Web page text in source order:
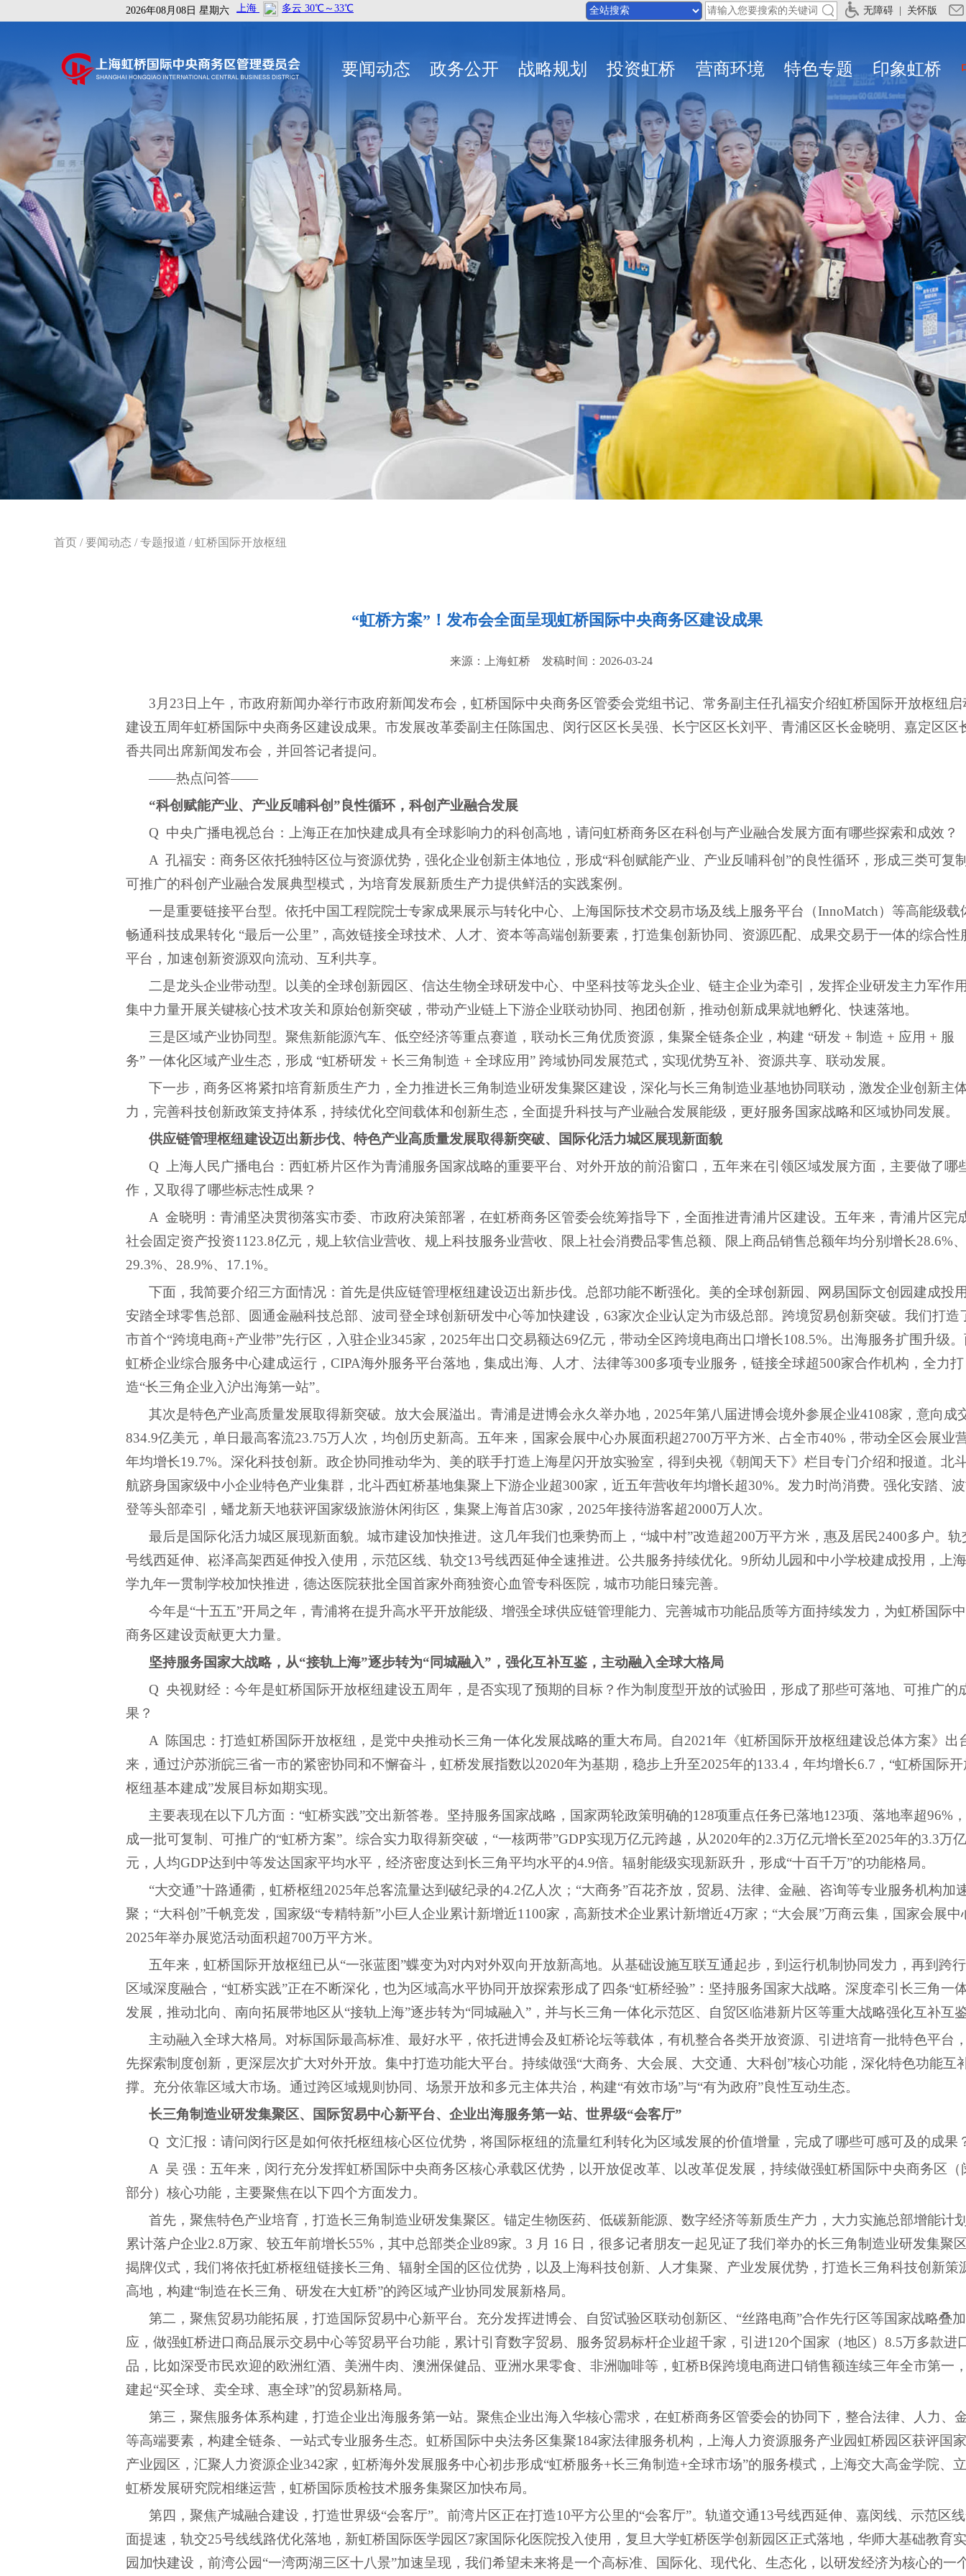
2026年08月08日 星期六 无障碍 关怀版
要闻动态 政务公开 战略规划 投资虹桥 营商环境 特色专题 印象虹桥
首页 /要闻动态 /专题报道 /虹桥国际开放枢纽
“虹桥方案”！发布会全面呈现虹桥国际中央商务区建设成果
来源：上海虹桥 发稿时间：2026-03-24
3月23日上午，市政府新闻办举行市政府新闻发布会，虹桥国际中央商务区管委会党组书记、常务副主任孔福安介绍虹桥国际开放枢纽启
建设五周年虹桥国际中央商务区建设成果。市发展改革委副主任陈国忠、闵行区区长吴强、长宁区区长刘平、青浦区区长金晓明、嘉定区区
香共同出席新闻发布会，并回答记者提问。
——热点问答——
“科创赋能产业、产业反哺科创”良性循环，科创产业融合发展
Q 中央广播电视总台：上海正在加快建成具有全球影响力的科创高地，请问虹桥商务区在科创与产业融合发展方面有哪些探索和成效？
A 孔福安：商务区依托独特区位与资源优势，强化企业创新主体地位，形成“科创赋能产业、产业反哺科创”的良性循环，形成三类可复
可推广的科创产业融合发展典型模式，为培育发展新质生产力提供鲜活的实践案例。
一是重要链接平台型。依托中国工程院院士专家成果展示与转化中心、上海国际技术交易市场及线上服务平台（InnoMatch）等高能级载
畅通科技成果转化 “最后一公里”，高效链接全球技术、人才、资本等高端创新要素，打造集创新协同、资源匹配、成果交易于一体的综合性
平台，加速创新资源双向流动、互利共享。
二是龙头企业带动型。以美的全球创新园区、信达生物全球研发中心、中坚科技等龙头企业、链主企业为牵引，发挥企业研发主力军作
集中力量开展关键核心技术攻关和原始创新突破，带动产业链上下游企业联动协同、抱团创新，推动创新成果就地孵化、快速落地。
三是区域产业协同型。聚焦新能源汽车、低空经济等重点赛道，联动长三角优质资源，集聚全链条企业，构建 “研发 + 制造 + 应用 + 服
务” 一体化区域产业生态，形成 “虹桥研发 + 长三角制造 + 全球应用” 跨域协同发展范式，实现优势互补、资源共享、联动发展。
下一步，商务区将紧扣培育新质生产力，全力推进长三角制造业研发集聚区建设，深化与长三角制造业基地协同联动，激发企业创新主
力，完善科技创新政策支持体系，持续优化空间载体和创新生态，全面提升科技与产业融合发展能级，更好服务国家战略和区域协同发展。
供应链管理枢纽建设迈出新步伐、特色产业高质量发展取得新突破、国际化活力城区展现新面貌
Q 上海人民广播电台：西虹桥片区作为青浦服务国家战略的重要平台、对外开放的前沿窗口，五年来在引领区域发展方面，主要做了哪
作，又取得了哪些标志性成果？
A 金晓明：青浦坚决贯彻落实市委、市政府决策部署，在虹桥商务区管委会统筹指导下，全面推进青浦片区建设。五年来，青浦片区完
社会固定资产投资1123.8亿元，规上软信业营收、规上科技服务业营收、限上社会消费品零售总额、限上商品销售总额年均分别增长28.6%、
29.3%、28.9%、17.1%。
下面，我简要介绍三方面情况：首先是供应链管理枢纽建设迈出新步伐。总部功能不断强化。美的全球创新园、网易国际文创园建成投
安踏全球零售总部、圆通金融科技总部、波司登全球创新研发中心等加快建设， 63家次企业认定为市级总部。跨境贸易创新突破。我们打造
市首个“跨境电商+产业带”先行区，入驻企业345家，2025年出口交易额达69亿元，带动全区跨境电商出口增长108.5%。出海服务扩围升级
虹桥企业综合服务中心建成运行，CIPA海外服务平台落地，集成出海、人才、法律等300多项专业服务，链接全球超500家合作机构，全力打
造“长三角企业入沪出海第一站”。
其次是特色产业高质量发展取得新突破。放大会展溢出。青浦是进博会永久举办地， 2025年第八届进博会境外参展企业4108家，意向成
834.9亿美元，单日最高客流23.75万人次，均创历史新高。五年来，国家会展中心办展面积超2700万平方米、占全市40%，带动全区会展业
年均增长19.7%。深化科技创新。政企协同推动华为、美的联手打造上海星闪开放实验室，得到央视《朝闻天下》栏目专门介绍和报道。北
航跻身国家级中小企业特色产业集群，北斗西虹桥基地集聚上下游企业超300家，近五年营收年均增长超30%。发力时尚消费。强化安踏、
登等头部牵引，蟠龙新天地获评国家级旅游休闲街区，集聚上海首店30家，2025年接待游客超2000万人次。
最后是国际化活力城区展现新面貌。城市建设加快推进。这几年我们也乘势而上， “城中村”改造超200万平方米，惠及居民2400多户。轨
号线西延伸、崧泽高架西延伸投入使用，示范区线、轨交13号线西延伸全速推进。公共服务持续优化。9所幼儿园和中小学校建成投用，上
学九年一贯制学校加快推进，德达医院获批全国首家外商独资心血管专科医院，城市功能日臻完善。
今年是“十五五”开局之年，青浦将在提升高水平开放能级、增强全球供应链管理能力、完善城市功能品质等方面持续发力，为虹桥国际
商务区建设贡献更大力量。
坚持服务国家大战略，从“接轨上海”逐步转为“同城融入”，强化互补互鉴，主动融入全球大格局
Q 央视财经：今年是虹桥国际开放枢纽建设五周年，是否实现了预期的目标？作为制度型开放的试验田，形成了那些可落地、可推广的
果？
A 陈国忠：打造虹桥国际开放枢纽，是党中央推动长三角一体化发展战略的重大布局。自2021年《虹桥国际开放枢纽建设总体方案》出
来，通过沪苏浙皖三省一市的紧密协同和不懈奋斗，虹桥发展指数以2020年为基期，稳步上升至2025年的133.4，年均增长6.7，“虹桥国际开
枢纽基本建成”发展目标如期实现。
主要表现在以下几方面： “虹桥实践”交出新答卷。坚持服务国家战略，国家两轮政策明确的128项重点任务已落地123项、落地率超96%
成一批可复制、可推广的“虹桥方案”。综合实力取得新突破，“一核两带”GDP实现万亿元跨越，从2020年的2.3万亿元增长至2025年的3.3万亿
元，人均GDP达到中等发达国家平均水平，经济密度达到长三角平均水平的4.9倍。辐射能级实现新跃升，形成“十百千万”的功能格局。
“大交通”十路通衢，虹桥枢纽2025年总客流量达到破纪录的4.2亿人次；“大商务”百花齐放，贸易、法律、金融、咨询等专业服务机构加
聚；“大科创”千帆竞发，国家级“专精特新”小巨人企业累计新增近1100家，高新技术企业累计新增近4万家；“大会展”万商云集，国家会展中
2025年举办展览活动面积超700万平方米。
五年来，虹桥国际开放枢纽已从“一张蓝图”蝶变为对内对外双向开放新高地。从基础设施互联互通起步，到运行机制协同发力，再到跨
区域深度融合，“虹桥实践”正在不断深化，也为区域高水平协同开放探索形成了四条“虹桥经验”：坚持服务国家大战略。深度牵引长三角一
发展，推动北向、南向拓展带地区从“接轨上海”逐步转为“同城融入”，并与长三角一体化示范区、自贸区临港新片区等重大战略强化互补互
主动融入全球大格局。对标国际最高标准、最好水平，依托进博会及虹桥论坛等载体，有机整合各类开放资源、引进培育一批特色平台
先探索制度创新，更深层次扩大对外开放。集中打造功能大平台。持续做强“大商务、大会展、大交通、大科创”核心功能，深化特色功能互
撑。充分依靠区域大市场。通过跨区域规则协同、场景开放和多元主体共治，构建“有效市场”与“有为政府”良性互动生态。
长三角制造业研发集聚区、国际贸易中心新平台、企业出海服务第一站、世界级“会客厅”
Q 文汇报：请问闵行区是如何依托枢纽核心区位优势，将国际枢纽的流量红利转化为区域发展的价值增量，完成了哪些可感可及的成果
A 吴 强：五年来，闵行充分发挥虹桥国际中央商务区核心承载区优势，以开放促改革、以改革促发展，持续做强虹桥国际中央商务区（
部分）核心功能，主要聚焦在以下四个方面发力。
首先，聚焦特色产业培育，打造长三角制造业研发集聚区。锚定生物医药、低碳新能源、数字经济等新质生产力，大力实施总部增能计
累计落户企业2.8万家、较五年前增长55%，其中总部类企业89家。3 月 16 日，很多记者朋友一起见证了我们举办的长三角制造业研发集聚
揭牌仪式，我们将依托虹桥枢纽链接长三角、辐射全国的区位优势，以及上海科技创新、人才集聚、产业发展优势，打造长三角科技创新策
高地，构建“制造在长三角、研发在大虹桥”的跨区域产业协同发展新格局。
第二，聚焦贸易功能拓展，打造国际贸易中心新平台。充分发挥进博会、自贸试验区联动创新区、 “丝路电商”合作先行区等国家战略叠
应，做强虹桥进口商品展示交易中心等贸易平台功能，累计引育数字贸易、服务贸易标杆企业超千家，引进120个国家（地区）8.5万多款进
品，比如深受市民欢迎的欧洲红酒、美洲牛肉、澳洲保健品、亚洲水果零食、非洲咖啡等，虹桥B保跨境电商进口销售额连续三年全市第一
建起“买全球、卖全球、惠全球”的贸易新格局。
第三，聚焦服务体系构建，打造企业出海服务第一站。聚焦企业出海入华核心需求，在虹桥商务区管委会的协同下，整合法律、人力、
等高端要素，构建全链条、一站式专业服务生态。虹桥国际中央法务区集聚184家法律服务机构，上海人力资源服务产业园虹桥园区获评国
产业园区，汇聚人力资源企业342家，虹桥海外发展服务中心初步形成“虹桥服务+长三角制造+全球市场”的服务模式，上海交大高金学院、
虹桥发展研究院相继运营，虹桥国际质检技术服务集聚区加快布局。
第四，聚焦产城融合建设，打造世界级“会客厅”。前湾片区正在打造10平方公里的“会客厅”。轨道交通13号线西延伸、嘉闵线、示范区
面提速，轨交25号线线路优化落地，新虹桥国际医学园区7家国际化医院投入使用，复旦大学虹桥医学创新园区正式落地，华师大基础教育
园加快建设，前湾公园“一湾两湖三区十八景”加速呈现，我们希望未来将是一个高标准、国际化、现代化、生态化，以研发经济为核心的一